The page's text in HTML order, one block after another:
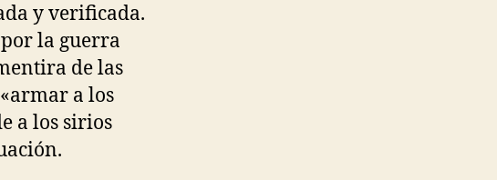
y verificada.
la guerra
de las
a los
a los sirios